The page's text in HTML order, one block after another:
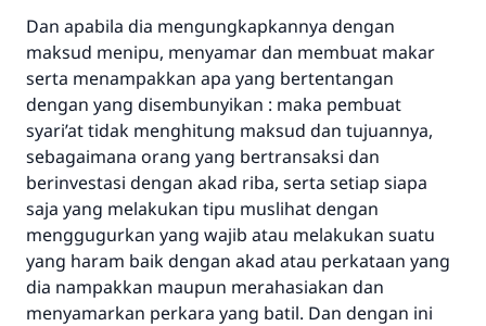
Dan apabila dia mengungkapkannya dengan
maksud menipu, menyamar dan membuat makar
serta menampakkan apa yang bertentangan
dengan yang disembunyikan : maka pembuat
syari’at tidak menghitung maksud dan tujuannya,
sebagaimana orang yang bertransaksi dan
berinvestasi dengan akad riba, serta setiap siapa
saja yang melakukan tipu muslihat dengan
menggugurkan yang wajib atau melakukan suatu
yang haram baik dengan akad atau perkataan yang
dia nampakkan maupun merahasiakan dan
menyamarkan perkara yang batil. Dan dengan ini